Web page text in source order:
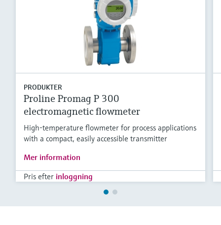
PRODUKTER
Proline Promag P 300
electromagnetic flowmeter
High-temperature flowmeter for process applications
with a compact, easily accessible transmitter
Mer information
Pris efter inloggning